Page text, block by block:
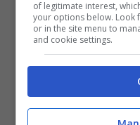
QUI
Leggi anche –>
somministrava
anziani
of legitimate interest,
your options below. Look
or in the site menu to
and cookie settings.